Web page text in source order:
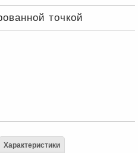
точкой
Характеристики